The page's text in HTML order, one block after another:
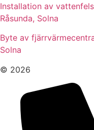
Installation av
Råsunda, Solna
Byte av
Solna
© 2026